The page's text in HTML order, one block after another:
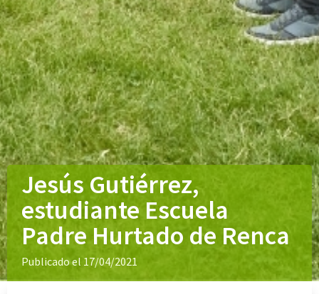
Jesús Gutiérrez,
estudiante Escuela
Padre Hurtado de Renca
Publicado el 17/04/2021